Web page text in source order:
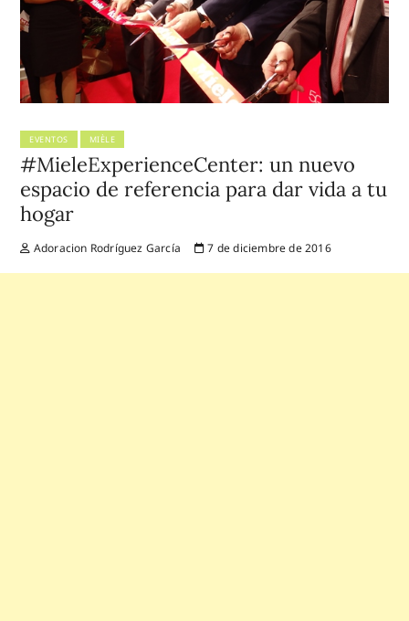
EVENTOS MIÈLE
#MieleExperienceCenter: un nuevo
espacio de referencia para dar vida a tu
hogar
Adoracion Rodríguez García 7 de diciembre de 2016